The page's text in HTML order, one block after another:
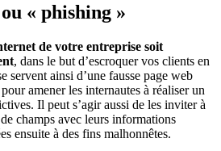
« phishing »
de votre entreprise soit
, dans le but d’escroquer vos clients en
servent ainsi d’une fausse page web
amener les internautes à réaliser un
Il peut s’agir aussi de les inviter à
champs avec leurs informations
ensuite à des fins malhonnêtes.